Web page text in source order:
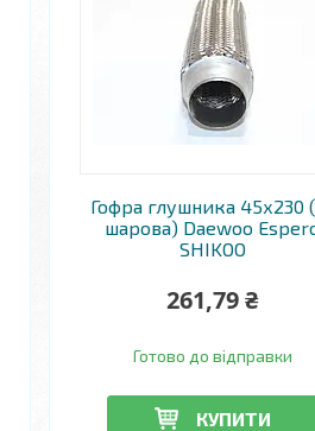
Гофра глушника 45х230
шарова) Daewoo
SHIKOO
261,79 ₴
Готово до відправки
КУПИТИ